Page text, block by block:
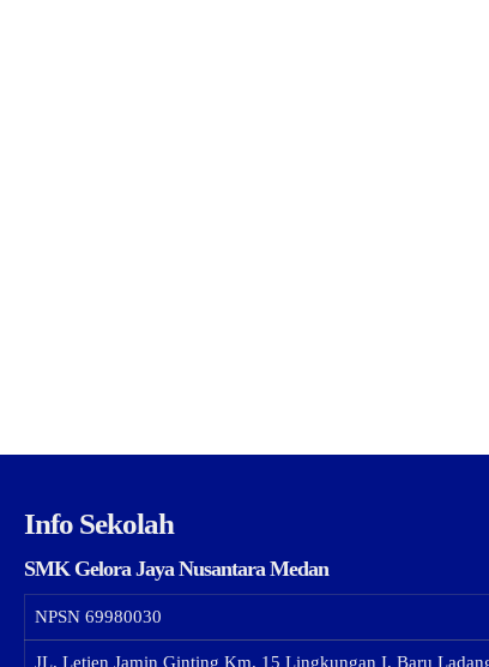
Info Sekolah
SMK Gelora Jaya Nusantara Medan
NPSN 69980030
JL. Letjen Jamin Ginting Km. 15 Lingkungan I, Baru